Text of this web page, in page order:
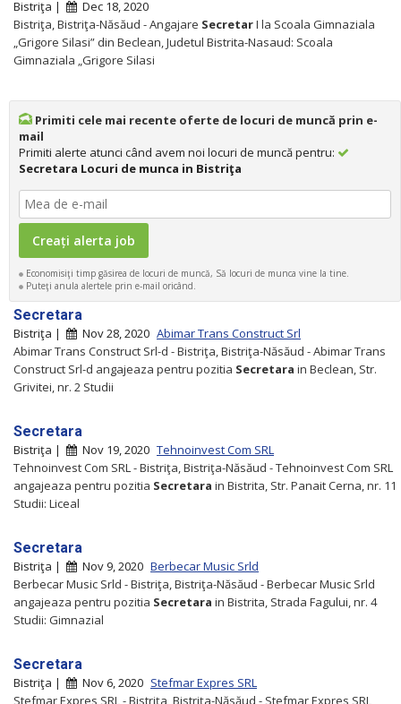
Bistriţa |
Dec 18, 2020
Bistriţa, Bistriţa-Năsăud - Angajare SecretarI la Scoala Gimnaziala
„Grigore Silasi” din Beclean, Judetul Bistrita-Nasaud: Scoala
Gimnaziala „Grigore Silasi
Primiti cele mai recente oferte de locuri de muncă prin e-
mail
Primiti alerte atunci când avem noi locuri de muncă pentru:
Secretara Locuri de munca in Bistriţa
Economisiţi timp găsirea de locuri de muncă, Să locuri de munca vine la tine.
Puteţi anula alertele prin e-mail oricând.
Secretara
Bistriţa | Nov 28, 2020 Abimar Trans Construct Srl
Abimar Trans Construct Srl-d - Bistriţa, Bistriţa-Năsăud - Abimar Trans
Construct Srl-d angajeaza pentru pozitia Secretara in Beclean, Str.
Grivitei, nr. 2 Studii
Secretara
Bistriţa | Nov 19, 2020 Tehnoinvest Com SRL
Tehnoinvest Com SRL - Bistriţa, Bistriţa-Năsăud - Tehnoinvest Com SRL
angajeaza pentru pozitia Secretara in Bistrita, Str. Panait Cerna, nr. 11
Studii: Liceal
Secretara
Bistriţa | Nov 9, 2020 Berbecar Music Srld
Berbecar Music Srld - Bistriţa, Bistriţa-Năsăud - Berbecar Music Srld
angajeaza pentru pozitia Secretara in Bistrita, Strada Fagului, nr. 4
Studii: Gimnazial
Secretara
Bistriţa | Nov 6, 2020 Stefmar Expres SRL
Stefmar Expres SRL - Bistriţa, Bistriţa-Năsăud - Stefmar Expres SRL